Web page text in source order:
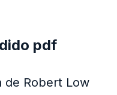
pdf
de Robert Low